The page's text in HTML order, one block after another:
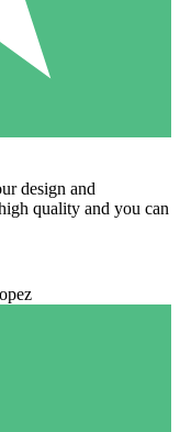
design and
quality and you can